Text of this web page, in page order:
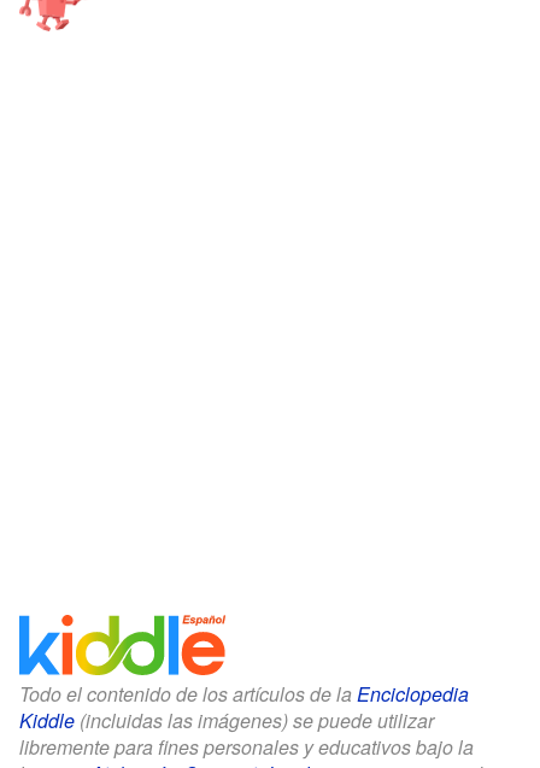
Todo el contenido de los artículos de la Enciclopedia
Kiddle (incluidas las imágenes) se puede utilizar
libremente para fines personales y educativos bajo la